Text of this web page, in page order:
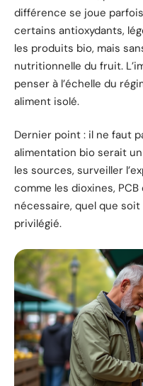
différence se joue
certains antioxydants,
les produits bio, mais
nutritionnelle du fruit.
penser à l’échelle du
aliment isolé.
Dernier point : il ne faut
alimentation bio serait
les sources, surveiller
comme les dioxines,
nécessaire, quel que
privilégié.